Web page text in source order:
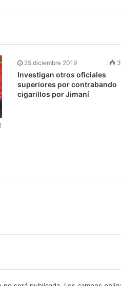
25 diciembre 2019
Investigan otros oficiales
superiores por contrabando
cigarillos por Jimaní